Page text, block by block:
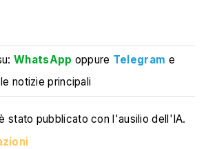
WhatsApp oppure Telegram e
notizie principali
stato pubblicato con l'ausilio dell'IA.